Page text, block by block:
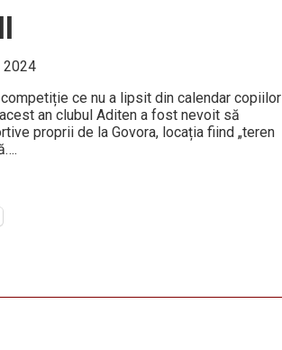
2024
ce nu a lipsit din calendar copiilor
an clubul Aditen a fost nevoit să
proprii de la Govora, locația fiind „teren